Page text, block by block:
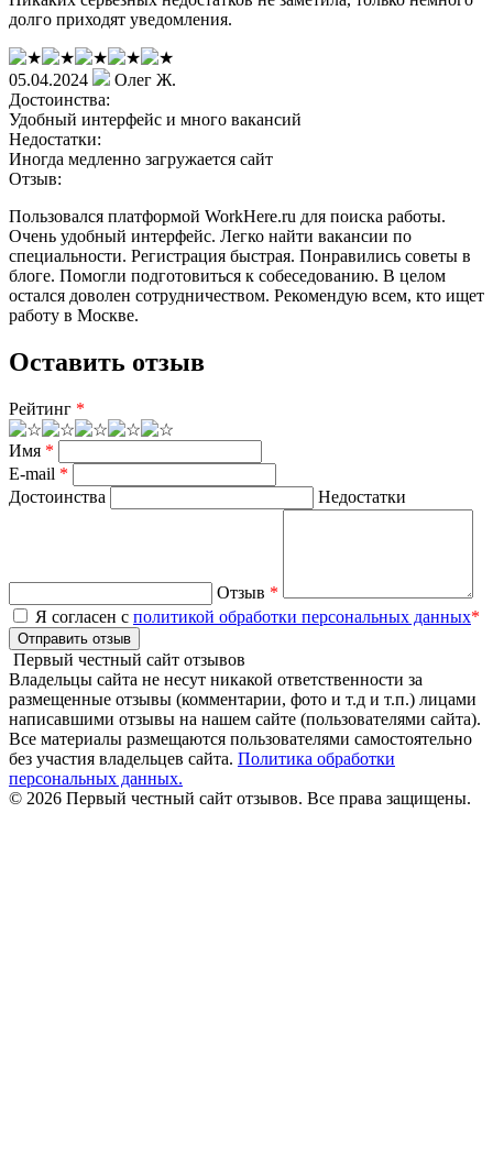
долго приходят уведомления.
05.04.2024
Олег Ж.
Достоинства:
Удобный интерфейс и много вакансий
Недостатки:
Иногда медленно загружается сайт
Отзыв:
Пользовался платформой WorkHere.ru для поиска работы.
Очень удобный интерфейс. Легко найти вакансии по
специальности. Регистрация быстрая. Понравились советы в
блоге. Помогли подготовиться к собеседованию. В целом
остался доволен сотрудничеством. Рекомендую всем, кто ищет
работу в Москве.
Оставить отзыв
Рейтинг *
Имя *
E-mail *
Достоинства
Недостатки
Отзыв *
Я согласен с политикой обработки персональных данных*
Отправить отзыв
Первый честный сайт отзывов
Владельцы сайта не несут никакой ответственности за
размещенные отзывы (комментарии, фото и т.д и т.п.) лицами
написавшими отзывы на нашем сайте (пользователями сайта).
Все материалы размещаются пользователями самостоятельно
без участия владельцев сайта. Политика обработки
персональных данных.
© 2026 Первый честный сайт отзывов. Все права защищены.